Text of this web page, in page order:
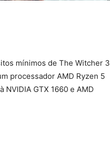
mínimos de The Witcher 3
processador AMD Ryzen 5
GTX 1660 e AMD